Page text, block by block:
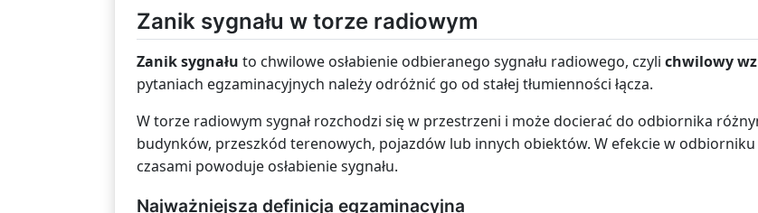
Zanik sygnału w torze radiowym
Zanik sygnału to chwilowe osłabienie odbieranego sygnału radiowego, czyli chwilowy
pytaniach egzaminacyjnych należy odróżnić go od stałej tłumienności łącza.
W torze radiowym sygnał rozchodzi się w przestrzeni i może docierać do odbiornika
budynków, przeszkód terenowych, pojazdów lub innych obiektów. W efekcie w odbiorniku
czasami powoduje osłabienie sygnału.
Najważniejsza definicja egzaminacyjna